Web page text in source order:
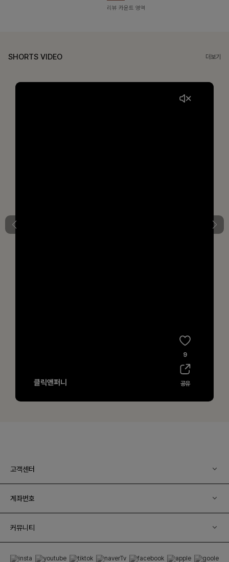
리뷰 카운트 영역
SHORTS VIDEO 더보기
고객센터
계좌번호
커뮤니티